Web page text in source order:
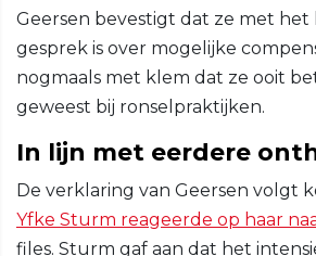
Geersen bevestigt dat ze met het
gesprek is over mogelijke
nogmaals met klem dat ze ooit
geweest bij ronselpraktijken.
In lijn met eerdere
De verklaring van Geersen volgt
Yfke Sturm reageerde op haar
files. Sturm gaf aan dat het